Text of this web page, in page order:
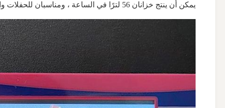
يمكن أن ينتج خزانان 56 لترًا في الساعة ، ومناسبان للحفلات والمدرسة ، ويمكنهما الإنتاج في غضون 10 دقائق ، وبسرعة كبيرة